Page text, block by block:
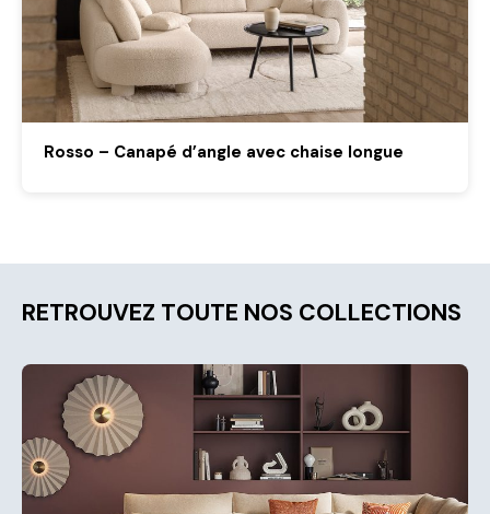
Rosso – Canapé d’angle avec chaise longue
RETROUVEZ TOUTE NOS COLLECTIONS